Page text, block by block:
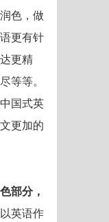
色，做
更有针
更精
等等。
国式英
更加的
部分，
英语作